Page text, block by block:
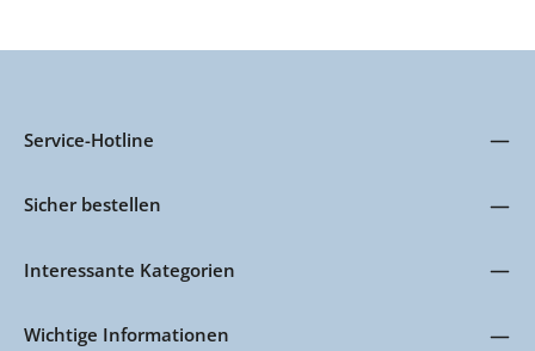
Service-Hotline
Sicher bestellen
Interessante Kategorien
Wichtige Informationen